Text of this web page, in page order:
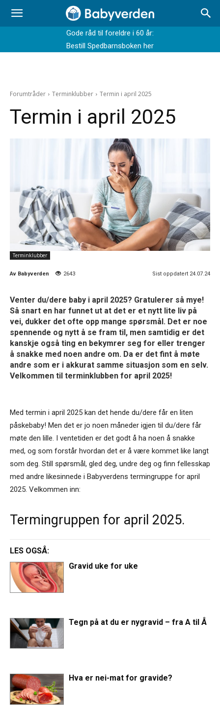
Gode råd til foreldre i 60 år:
Bestill Spedbarnsboken her
Forumtråder Terminklubber Termin i april 2025
Termin i april 2025
Terminklubber
Av Babyverden 2643 Sist oppdatert 24.07.24
Venter du/dere baby i april 2025? Gratulerer så mye!
Så snart en har funnet ut at det er et nytt lite liv på
vei, dukker det ofte opp mange spørsmål. Det er noe
spennende og nytt å se fram til, men samtidig er det
kanskje også ting en bekymrer seg for eller trenger
å snakke med noen andre om. Da er det fint å møte
andre som er i akkurat samme situasjon som en selv.
Velkommen til terminklubben for april 2025!
Med termin i april 2025 kan det hende du/dere får en liten
påskebaby! Men det er jo noen måneder igjen til du/dere får
møte den lille. I ventetiden er det godt å ha noen å snakke
med, og som forstår hvordan det er å være kommet like langt
som deg. Still spørsmål, gled deg, undre deg og finn fellesskap
med andre likesinnede i Babyverdens termingruppe for april
2025. Velkommen inn:
Termingruppen for april 2025.
LES OGSÅ:
Gravid uke for uke
Tegn på at du er nygravid – fra A til Å
Hva er nei-mat for gravide?